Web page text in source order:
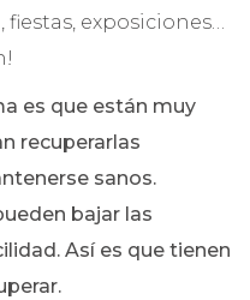
fiestas, exposiciones…
es que están muy
recuperarlas
sanos.
bajar las
Así es que tienen